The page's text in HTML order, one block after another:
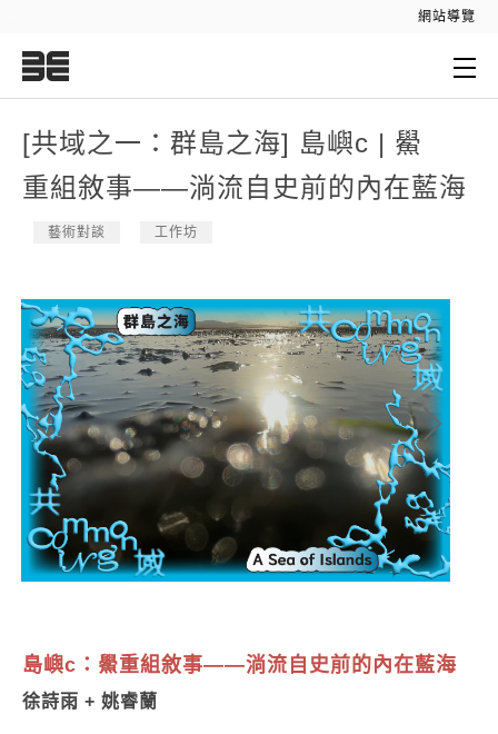
網站導覽
[共域之一：群島之海] 島嶼c | 鱟
重組敘事——淌流自史前的內在藍海
藝術對談 工作坊
島嶼c：鱟重組敘事——淌流自史前的內在藍海
徐詩雨 + 姚睿蘭